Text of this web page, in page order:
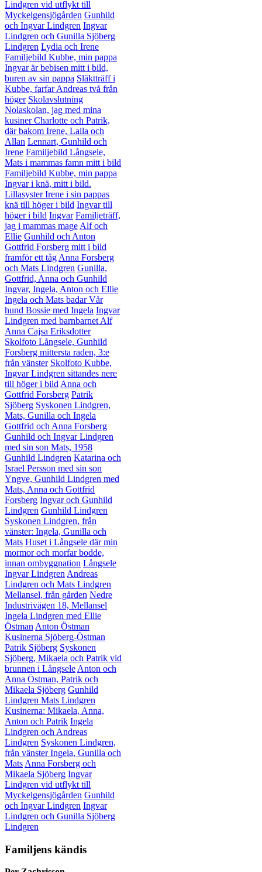
Lindgren vid utflykt till
Myckelgensjögården Gunhild
och Ingvar Lindgren Ingvar
Lindgren och Gunilla Sjöberg
Lindgren Lydia och Irene
Familjebild Kubbe, min pappa
Ingvar är bebisen mitt i bild,
buren av sin pappa Släktträff i
Kubbe, farfar Andreas två från
höger Skolavslutning
Nolaskolan, jag med mina
kusiner Charlotte och Patrik,
där bakom Irene, Laila och
Allan Lennart, Gunhild och
Irene Familjebild Långsele,
Mats i mammas famn mitt i bild
Familjebild Kubbe, min pappa
Ingvar i knä, mitt i bild.
Lillasyster Irene i sin pappas
knä till höger i bild Ingvar till
höger i bild Ingvar Familjeträff,
jag i mammas mage Alf och
Ellie Gunhild och Anton
Gottfrid Forsberg mitt i bild
framför ett tåg Anna Forsberg
och Mats Lindgren Gunilla,
Gottfrid, Anna och Gunhild
Ingvar, Ingela, Anton och Ellie
Ingela och Mats badarVår
hund Bossie med Ingela Ingvar
Lindgren med barnbarnet Alf
Anna Cajsa Eriksdotter
Skolfoto Långsele, Gunhild
Forsberg mittersta raden, 3:e
från vänster Skolfoto Kubbe,
Ingvar Lindgren sittandes nere
till höger i bild Anna och
Gottfrid Forsberg Patrik
Sjöberg Syskonen Lindgren,
Mats, Gunilla och Ingela
Gottfrid och Anna Forsberg
Gunhild och Ingvar Lindgren
med sin son Mats, 1958
Gunhild Lindgren Katarina och
Israel Persson med sin son
Yngve, Gunhild Lindgren med
Mats, Anna och Gottfrid
Forsberg Ingvar och Gunhild
Lindgren Gunhild Lindgren
Syskonen Lindgren, från
vänster: Ingela, Gunilla och
Mats Huset i Långsele där min
mormor och morfar bodde,
innan ombyggnation Långsele
Ingvar Lindgren Andreas
Lindgren och Mats Lindgren
Mellansel, från gården Nedre
Industrivägen 18, Mellansel
Ingela Lindgren med Ellie
Östman Anton Östman
Kusinerna Sjöberg-Östman
Patrik Sjöberg Syskonen
Sjöberg, Mikaela och Patrik vid
brunnen i Långsele Anton och
Anna Östman, Patrik och
Mikaela Sjöberg Gunhild
Lindgren Mats Lindgren
Kusinerna: Mikaela, Anna,
Anton och Patrik Ingela
Lindgren och Andreas
Lindgren Syskonen Lindgren,
från vänster Ingela, Gunilla och
Mats Anna Forsberg och
Mikaela Sjöberg Ingvar
Lindgren vid utflykt till
Myckelgensjögården Gunhild
och Ingvar Lindgren Ingvar
Lindgren och Gunilla Sjöberg
Lindgren
Familjens kändis